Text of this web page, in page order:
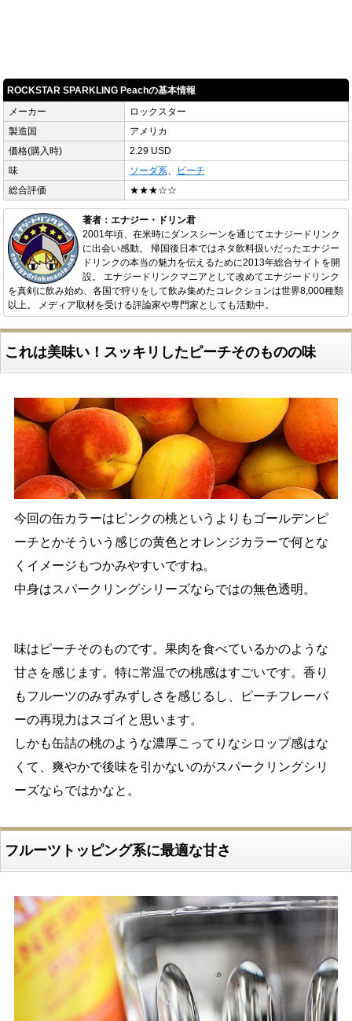
ROCKSTAR SPARKLING Peachの基本情報
メーカー
ロックスター
製造国
アメリカ
価格(購入時)
2.29 USD
味
ソーダ系
ピーチ
総合評価
★★★☆☆
著者：エナジー・ドリン君
2001年頃、在米時にダンスシーンを通じてエナジードリンク
に出会い感動。 帰国後日本ではネタ飲料扱いだったエナジー
ドリンクの本当の魅力を伝えるために2013年総合サイトを開
設。 エナジードリンクマニアとして改めてエナジードリンク
を真剣に飲み始め、各国で狩りをして飲み集めたコレクションは世界8,000種類
以上。 メディア取材を受ける評論家や専門家としても活動中。
これは美味い！スッキリしたピーチそのものの味
今回の缶カラーはピンクの桃というよりもゴールデンピ
ーチとかそういう感じの黄色とオレンジカラーで何とな
くイメージもつかみやすいですね。
中身はスパークリングシリーズならではの無色透明。
味はピーチそのものです。果肉を食べているかのような
甘さを感じます。特に常温での桃感はすごいです。香り
もフルーツのみずみずしさを感じるし、ピーチフレーバ
ーの再現力はスゴイと思います。
しかも缶詰の桃のような濃厚こってりなシロップ感はな
くて、爽やかで後味を引かないのがスパークリングシリ
ーズならではかなと。
フルーツトッピング系に最適な甘さ